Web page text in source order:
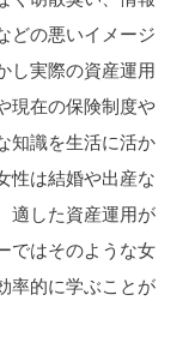
どの悪いイメージ
し実際の資産運用
現在の保険制度や
知識を生活に活か
性は結婚や出産な
適した資産運用が
ではそのような女
率的に学ぶことが